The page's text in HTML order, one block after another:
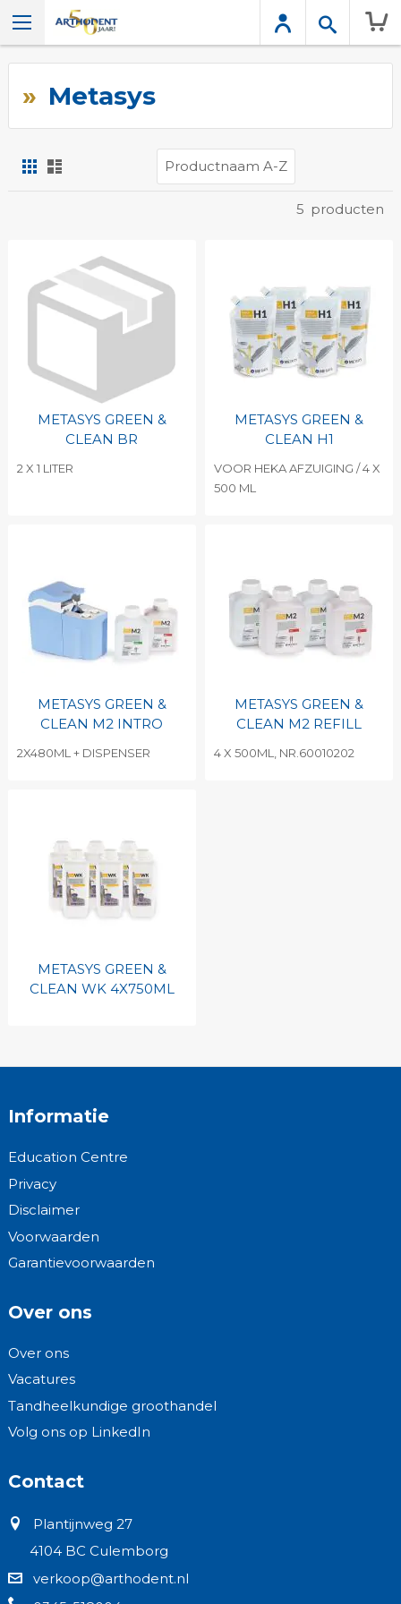
Metasys
Foto-
tabel
5 producten
METASYS GREEN &
CLEAN BR
2 X 1 LITER
METASYS GREEN &
CLEAN H1
VOOR HEKA AFZUIGING / 4 X
500 ML
METASYS GREEN &
CLEAN M2 INTRO
2X480ML + DISPENSER
METASYS GREEN &
CLEAN M2 REFILL
4 X 500ML, NR.60010202
METASYS GREEN &
CLEAN WK 4X750ML
Informatie
Education Centre
Privacy
Disclaimer
Voorwaarden
Garantievoorwaarden
Over ons
Over ons
Vacatures
Tandheelkundige groothandel
Volg ons op LinkedIn
Contact
Plantijnweg 27
4104 BC Culemborg
verkoop@arthodent.nl